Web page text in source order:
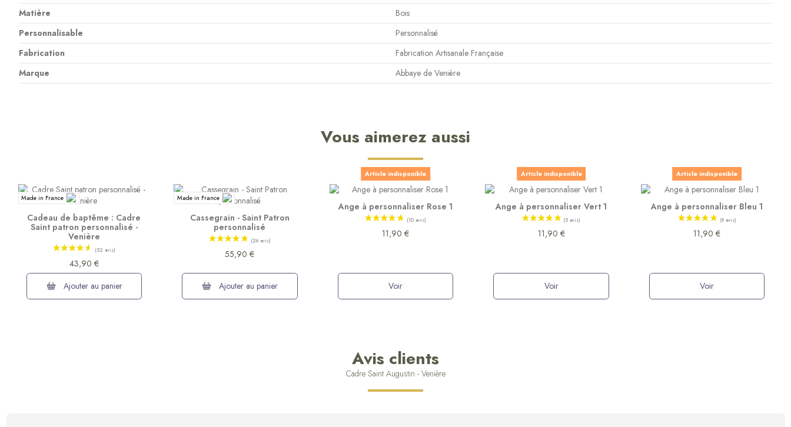
Matière
Bois
Personnalisable
Personnalisé
Fabrication
Fabrication Artisanale Française
Marque
Abbaye de Venière
Vous aimerez aussi
Made in France
Cadeau de baptême : Cadre
Saint patron personnalisé -
Venière
43,90 €
Ajouter au panier
Made in France
Cassegrain - Saint Patron
personnalisé
55,90 €
Ajouter au panier
Article indisponible
Ange à personnaliser Rose 1
11,90 €
Voir
Article indisponible
Ange à personnaliser Vert 1
11,90 €
Voir
Article indisponible
Ange à personnaliser Bleu 1
11,90 €
Voir
Avis clients
Cadre Saint Augustin - Venière